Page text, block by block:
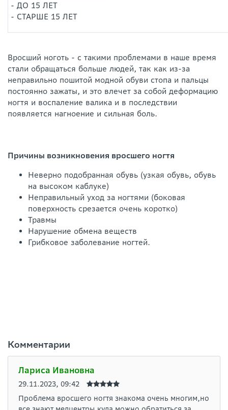
- ДО 15 ЛЕТ
- СТАРШЕ 15 ЛЕТ
Вросший ноготь - с такими проблемами в наше время
стали обращаться больше людей, так как из-за
неправильно пошитой модной обуви стопа и пальцы
постоянно зажаты, и это влечет за собой деформацию
ногтя и воспаление валика и в последствии
появляется нагноение и сильная боль.
Причины возникновения вросшего ногтя
Неверно подобранная обувь (узкая обувь, обувь
на высоком каблуке)
Неправильный уход за ногтями (боковая
поверхность срезается очень коротко)
Травмы
Нарушение обмена веществ
Грибковое заболевание ногтей.
Комментарии
Лариса Ивановна
29.11.2023, 09:42
Проблема вросшего ногтя знакома очень многим,но